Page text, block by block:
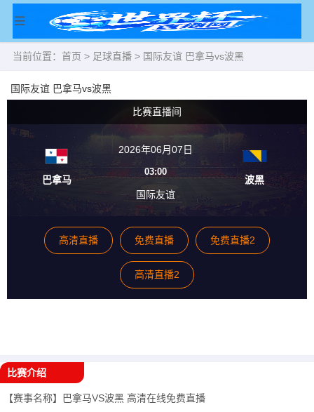
当前位置： 首页 > 足球直播 > 国际友谊 巴拿马vs波黑
国际友谊 巴拿马vs波黑
比赛直播间
巴拿马
2026年06月07日
03:00
国际友谊
波黑
高清直播 免费直播 免费直播2
高清直播2
比赛介绍
【赛事名称】 巴拿马VS波黑 高清在线免费直播